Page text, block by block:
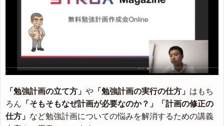
「勉強計画の立て方」 や 「勉強計画の実行の仕方」 はもち
ろん 「そもそもなぜ計画が必要なのか？」
「計画の修正の
仕方」 など勉強計画についての悩みを解消するための講義